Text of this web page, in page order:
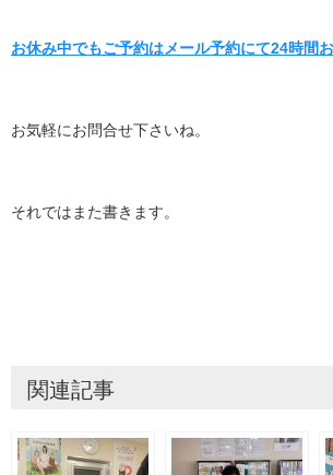
お休み中でもご予約はメール予約にて24時間
お気軽にお問合せ下さいね。
それではまた書きます。
関連記事